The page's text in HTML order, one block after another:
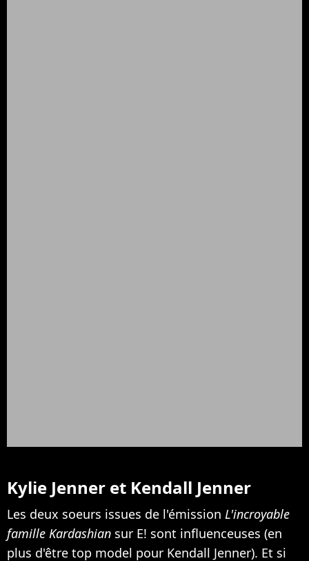
Kylie Jenner et Kendall Jenner
Les deux soeurs issues de l'émission L'incroyable
famille Kardashian sur E! sont influenceuses (en
plus d'être top model pour Kendall Jenner). Et si